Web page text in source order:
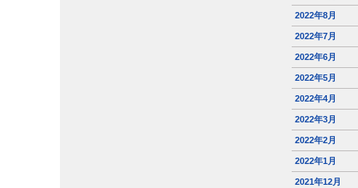
2022年8月
2022年7月
2022年6月
2022年5月
2022年4月
2022年3月
2022年2月
2022年1月
2021年12月